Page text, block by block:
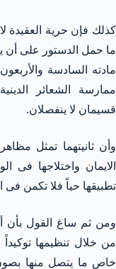
كذلك فإن حرية العقيدة
ما حمل الدستور على أن
مادته السادسة
ممارسة الشعائر
قسيمان لا ينفصلان.
وأن ثانيتهما تمثل مظاهر
الايمان واختلاجها فى
تطبيقها حياً فلا تكمن فى
ومن ثم ساغ القول بأن
من خلال تنظيمها
خاص ما يتصل منها بصون